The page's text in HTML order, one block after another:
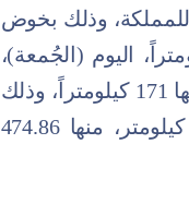
للمملكة، وذلك بخوض
الخاصة الثانية «بقيق»، وطولها 197 كيلومتراً، اليوم (الجُمعة)،
في تمام الساعة 7:30 صباحاً، والمرحلة الخاصة الأخيرة، وطولها 171 كيلومتراً، وذلك
يوم السبت، وبطولٍ إجمالي لجميع المراحل، قدره 746.58 كيلومتر، منها 474.86